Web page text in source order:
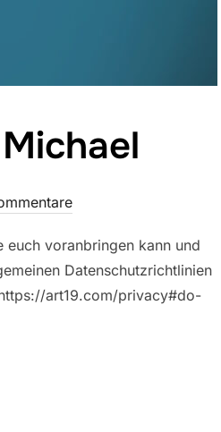
euch voranbringen kann und
Datenschutzrichtlinien
art19.com/privacy#do-